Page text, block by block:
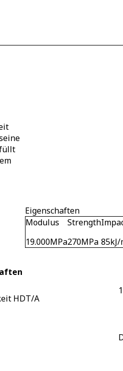
Eigenschaften
Modulus
19.000MPa
Strength
270MPa 85kJ/
HDT/A